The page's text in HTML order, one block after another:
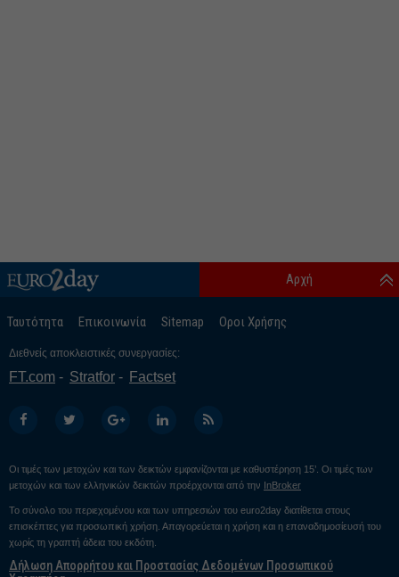
Ταυτότητα Επικοινωνία Sitemap Οροι Χρήσης
Αρχή
Διεθνείς αποκλειστικές συνεργασίες:
FT.com Stratfor Factset
Οι τιμές των μετοχών και των δεικτών εμφανίζονται με καθυστέρηση 15’. Οι τιμές των
μετοχών και των ελληνικών δεικτών προέρχονται από την InBroker
Το σύνολο του περιεχομένου και των υπηρεσιών του euro2day διατίθεται στους
επισκέπτες για προσωπική χρήση. Απαγορεύεται η χρήση και η επαναδημοσίευσή του
χωρίς τη γραπτή άδεια του εκδότη.
Δήλωση Απορρήτου και Προστασίας Δεδομένων Προσωπικού